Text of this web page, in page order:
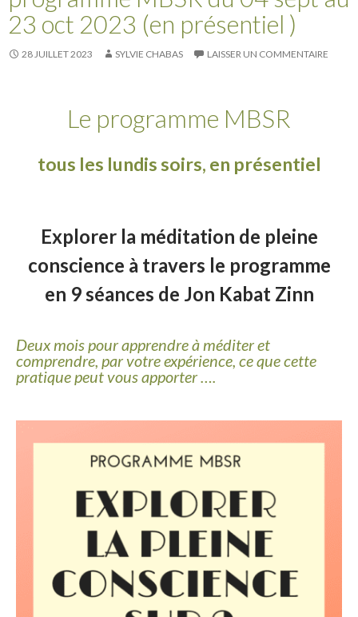
23 oct 2023 (en présentiel )
28 JUILLET 2023 SYLVIE CHABAS LAISSER UN COMMENTAIRE
Le programme MBSR
tous les lundis soirs, en présentiel
Explorer la méditation de pleine
conscience à travers le programme
en 9 séances de Jon Kabat Zinn
Deux mois pour apprendre à méditer et
comprendre, par votre expérience, ce que cette
pratique peut vous apporter ….